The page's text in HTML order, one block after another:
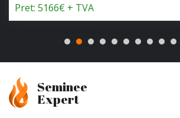
Pret: 5166€ + TVA
Seminee
Expert